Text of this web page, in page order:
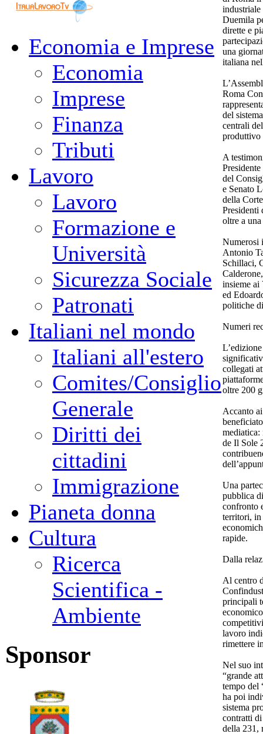
Economia e Imprese
Economia
Imprese
Finanza
Tributi
Lavoro
Lavoro
Formazione e
Università
Sicurezza Sociale
Patronati
Italiani nel mondo
Italiani all'estero
Comites/Consiglio
Generale
Diritti dei
cittadini
Immigrazione
Pianeta donna
Cultura
Ricerca
Scientifica -
Ambiente
Sponsor
industriale
Duemila
dirette e
una
italiana
Roma
del
centrali
produttivo
A
del
e Senato
della
Presidenti
oltre a
Numerosi
Antonio
Schillaci,
insieme
ed
politiche
Numeri
collegati
oltre 200
Accanto
mediatica:
de Il Sole
Una
pubblica
confronto
territori, in
rapide.
Dalla
Al centro
principali
lavoro
rimettere
Nel suo
“grande
tempo del
ha poi
sistema
contratti
della 231,